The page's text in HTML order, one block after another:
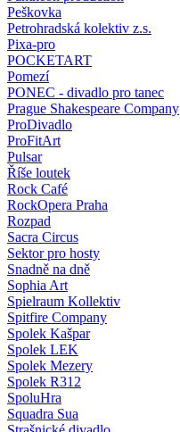
Peškovka
Petrohradská kolektiv z.s.
Pixa-pro
POCKETART
Pomezí
PONEC - divadlo pro tanec
Prague Shakespeare Company
ProDivadlo
ProFitArt
Pulsar
Říše loutek
Rock Café
RockOpera Praha
Rozpad
Sacra Circus
Sektor pro hosty
Snadně na dně
Sophia Art
Spielraum Kollektiv
Spitfire Company
Spolek Kašpar
Spolek LEK
Spolek Mezery
Spolek R312
SpoluHra
Squadra Sua